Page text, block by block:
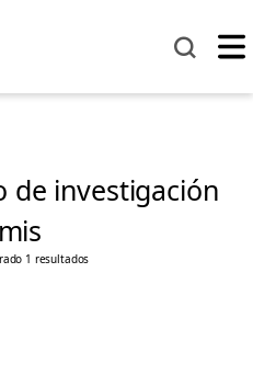
de investigación
1 resultados